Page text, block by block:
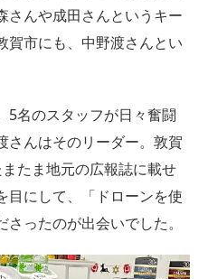
さんや成田さんというキー
賀市にも、中野渡さんとい
5名のスタッフが日々奮闘
さんはそのリーダー。敦賀
たま地元の広報誌に載せ
目にして、「ドローンを使
ったのが出会いでした。